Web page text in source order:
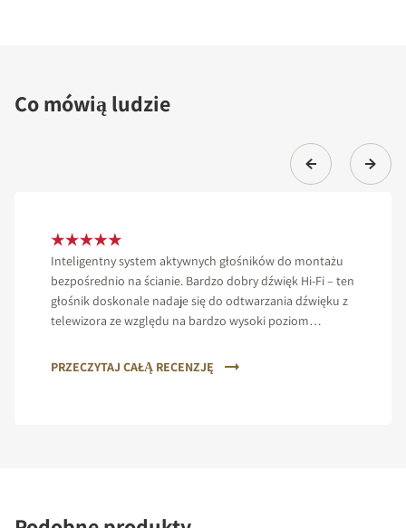
Co mówią ludzie
Inteligentny system aktywnych głośników do montażu
bezpośrednio na ścianie. Bardzo dobry dźwięk Hi-Fi – ten
głośnik doskonale nadaje się do odtwarzania dźwięku z
telewizora ze względu na bardzo wysoki poziom
profesjonalne.
PRZECZYTAJ CAŁĄ RECENZJĘ